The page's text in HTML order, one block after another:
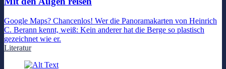
Google Maps? Chancenlos! Wer die Panoramakarten von Heinrich
C. Berann kennt, weiß: Kein anderer hat die Berge so plastisch
gezeichnet wie er.
Literatur